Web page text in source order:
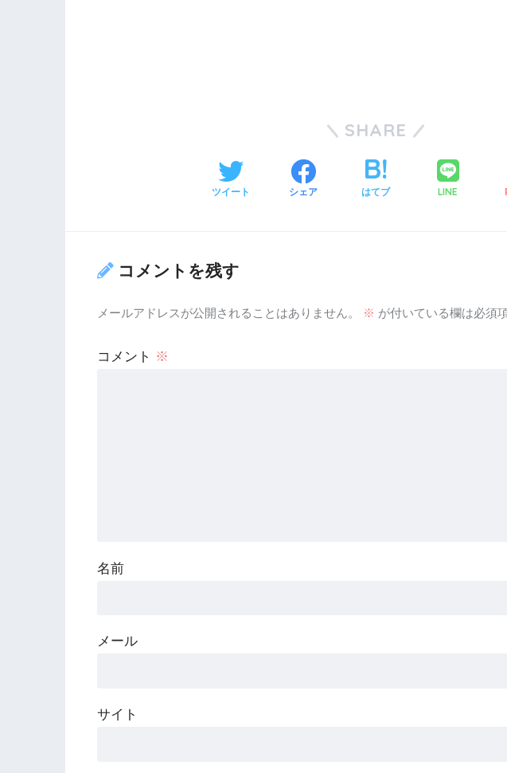
SHARE
ツイート シェア はてブ LINE
コメントを残す
メールアドレスが公開されることはありません。 ※ が付いている欄は必須
コメント ※
名前
メール
サイト